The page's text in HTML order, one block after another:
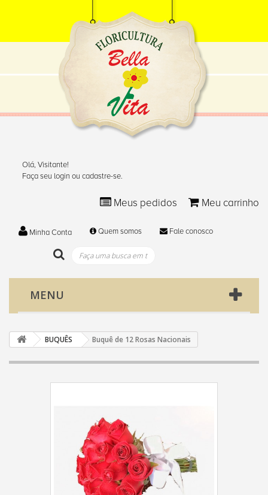
Olá, Visitante!
Faça seu login ou cadastre-se.
Meus pedidos Meu carrinho
Minha Conta Quem somos Fale conosco
MENU
BUQUÊS Buquê de 12 Rosas Nacionais